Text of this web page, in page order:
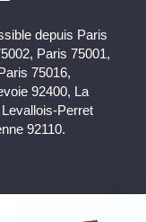
depuis Paris
Paris 75001,
75016,
92400, La
Perret
92110.